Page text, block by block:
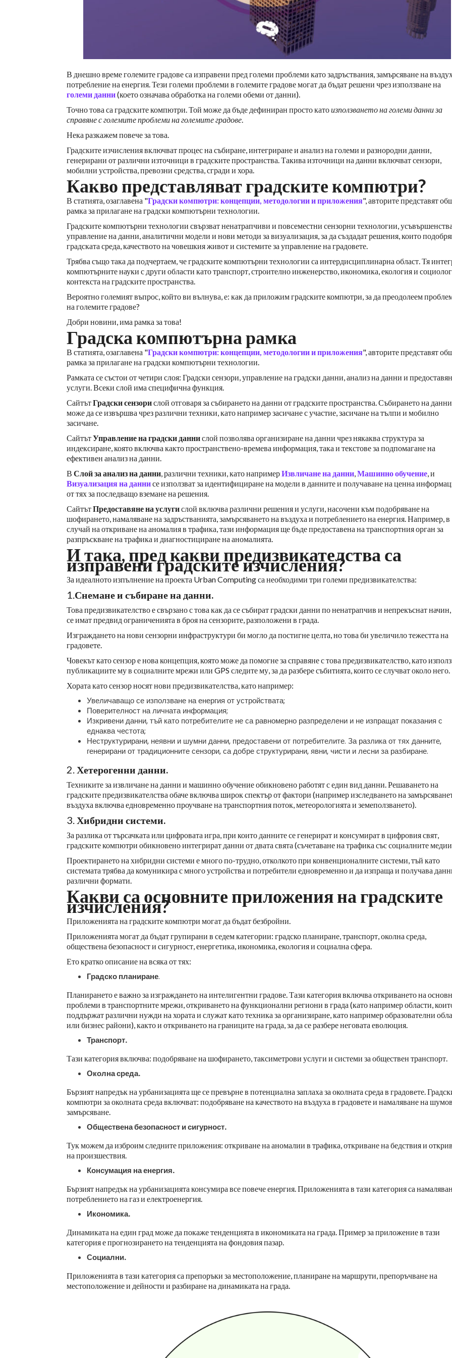
В днешно време големите градове са изправени пред големи проблеми като задръствания, замърсяване на
потребление на енергия. Тези големи проблеми в големите градове могат да бъдат решени чрез използване на
големи данни(което означава обработка на големи обеми от данни).
Точно това са градските компютри. Той може да бъде дефиниран просто катоизползването на големи данни за
справяне с големите проблеми на големите градове.
Нека разкажем повече за това.
Градските изчисления включват процес на събиране, интегриране и анализ на големи и разнородни данни,
генерирани от различни източници в градските пространства. Такива източници на данни включват сензори,
мобилни устройства, превозни средства, сгради и хора.
Какво представляват градските компютри?
В статията, озаглавена "Градски компютри: концепции, методологии и приложения", авторите представят
рамка за прилагане на градски компютърни технологии.
Градските компютърни технологии свързват ненатрапчиви и повсеместни сензорни технологии,
управление на данни, аналитични модели и нови методи за визуализация, за да създадат решения, които
градската среда, качеството на човешкия живот и системите за управление на градовете.
Трябва също така да подчертаем, че градските компютърни технологии са интердисциплинарна област. Тя
компютърните науки с други области като транспорт, строително инженерство, икономика, екология и
контекста на градските пространства.
Вероятно големият въпрос, който ви вълнува, е: как да приложим градските компютри, за да преодолеем
на големите градове?
Добри новини, има рамка за това!
Градска компютърна рамка
В статията, озаглавена "Градски компютри: концепции, методологии и приложения", авторите представят
рамка за прилагане на градски компютърни технологии.
Рамката се състои от четири слоя: Градски сензори, управление на градски данни, анализ на данни и
услуги. Всеки слой има специфична функция.
СайтътГрадски сензорислой отговаря за събирането на данни от градските пространства. Събирането на данни
може да се извършва чрез различни техники, като например засичане с участие, засичане на тълпи и мобилно
засичане.
СайтътУправление на градски даннислой позволява организиране на данни чрез някаква структура за
индексиране, която включва както пространствено-времева информация, така и текстове за подпомагане на
ефективен анализ на данни.
В Слой за анализ на данни, различни техники, като напримерИзвличане на данни,Машинно обучение, и
Визуализация на даннисе използват за идентифициране на модели в данните и получаване на ценна
от тях за последващо вземане на решения.
СайтътПредоставяне на услугислой включва различни решения и услуги, насочени към подобряване на
шофирането, намаляване на задръстванията, замърсяването на въздуха и потреблението на енергия. Например, в
случай на откриване на аномалия в трафика, тази информация ще бъде предоставена на транспортния орган за
разпръскване на трафика и диагностициране на аномалията.
И така, пред какви предизвикателства са
изправени градските изчисления?
За идеалното изпълнение на проекта Urban Computing са необходими три големи предизвикателства:
1.Снемане и събиране на данни.
Това предизвикателство е свързано с това как да се събират градски данни по ненатрапчив и непрекъснат
се имат предвид ограниченията в броя на сензорите, разположени в града.
Изграждането на нови сензорни инфраструктури би могло да постигне целта, но това би увеличило тежестта на
градовете.
Човекът като сензор е нова концепция, която може да помогне за справяне с това предизвикателство, като
публикациите му в социалните мрежи или GPS следите му, за да разбере събитията, които се случват около него.
Хората като сензор носят нови предизвикателства, като например:
Увеличаващо се използване на енергия от устройствата;
Поверителност на личната информация;
Изкривени данни, тъй като потребителите не са равномерно разпределени и не изпращат показания с
еднаква честота;
Неструктурирани, неявни и шумни данни, предоставени от потребителите. За разлика от тях данните,
генерирани от традиционните сензори, са добре структурирани, явни, чисти и лесни за разбиране.
2.Хетерогенни данни.
Техниките за извличане на данни и машинно обучение обикновено работят с един вид данни. Решаването на
градските предизвикателства обаче включва широк спектър от фактори (например изследването на
въздуха включва едновременно проучване на транспортния поток, метеорологията и земеползването).
3.Хибридни системи.
За разлика от търсачката или цифровата игра, при които данните се генерират и консумират в цифровия свят,
градските компютри обикновено интегрират данни от двата свята (съчетаване на трафика със социалните
Проектирането на хибридни системи е много по-трудно, отколкото при конвенционалните системи, тъй като
системата трябва да комуникира с много устройства и потребители едновременно и да изпраща и получава
различни формати.
Какви са основните приложения на градските
изчисления?
Приложенията на градските компютри могат да бъдат безбройни.
Приложенията могат да бъдат групирани в седем категории: градско планиране, транспорт, околна среда,
обществена безопасност и сигурност, енергетика, икономика, екология и социална сфера.
Ето кратко описание на всяка от тях:
Градско планиране.
Планирането е важно за изграждането на интелигентни градове. Тази категория включва откриването на
проблеми в транспортните мрежи, откриването на функционални региони в града (като например области,
поддържат различни нужди на хората и служат като техника за организиране, като например образователни
или бизнес райони), както и откриването на границите на града, за да се разбере неговата еволюция.
Транспорт.
Тази категория включва: подобряване на шофирането, таксиметрови услуги и системи за обществен транспорт.
Околна среда.
Бързият напредък на урбанизацията ще се превърне в потенциална заплаха за околната среда в градовете.
компютри за околната среда включват: подобряване на качеството на въздуха в градовете и намаляване на
замърсяване.
Обществена безопасност и сигурност.
Тук можем да изброим следните приложения: откриване на аномалии в трафика, откриване на бедствия и
на произшествия.
Консумация на енергия.
Бързият напредък на урбанизацията консумира все повече енергия. Приложенията в тази категория са
потреблението на газ и електроенергия.
Икономика.
Динамиката на един град може да покаже тенденцията в икономиката на града. Пример за приложение в тази
категория е прогнозирането на тенденцията на фондовия пазар.
Социални.
Приложенията в тази категория са препоръки за местоположение, планиране на маршрути, препоръчване на
местоположение и дейности и разбиране на динамиката на града.